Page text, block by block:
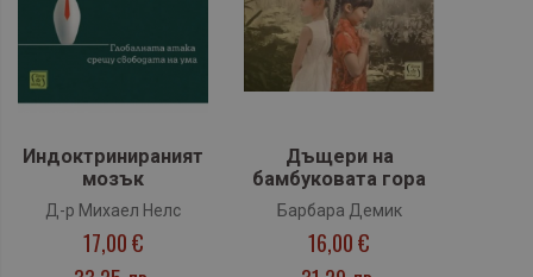
Индоктринираният
мозък
Д-р Михаел Нелс
17,00 €
Дъщери на
бамбуковата гора
Барбара Демик
16,00 €